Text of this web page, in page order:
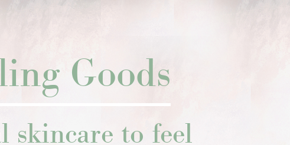
Goods
skincare to feel